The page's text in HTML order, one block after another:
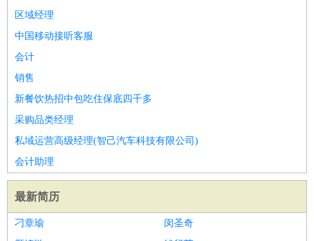
区域经理
中国移动接听客服
会计
销售
新餐饮热招中包吃住保底四千多
采购品类经理
私域运营高级经理(智己汽车科技有限公司)
会计助理
最新简历
刁章瑜
闵圣奇